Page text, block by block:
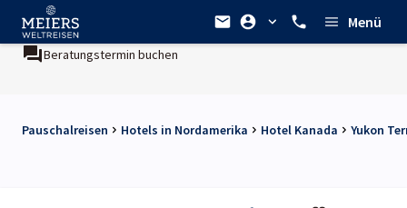
Menü
Beratungstermin buchen
Pauschalreisen Hotels in Nordamerika Hotel Kanada Yukon